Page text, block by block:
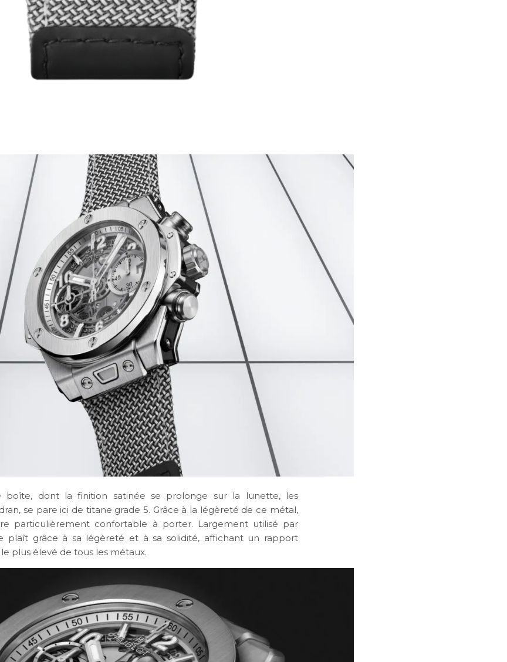
boîte, dont la finition satinée se prolonge sur la lunette, les
se pare ici de titane grade 5. Grâce à la légèreté de ce métal,
particulièrement confortable à porter. Largement utilisé par
plaît grâce à sa légèreté et à sa solidité, affichant un rapport
plus élevé de tous les métaux.